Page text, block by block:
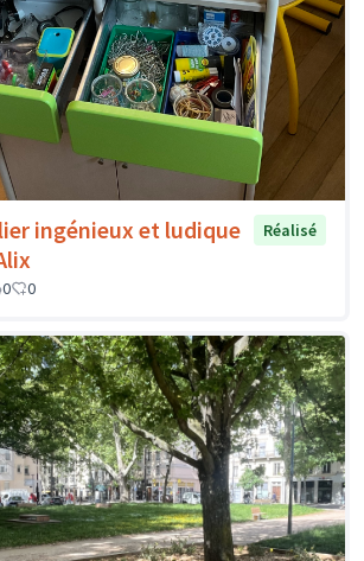
ingénieux et ludique
Réalisé
0 0